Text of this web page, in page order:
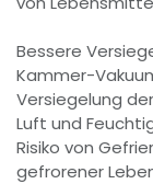
Bessere
Kammer-
Versiegelung
Luft und
Risiko von
gefrorener